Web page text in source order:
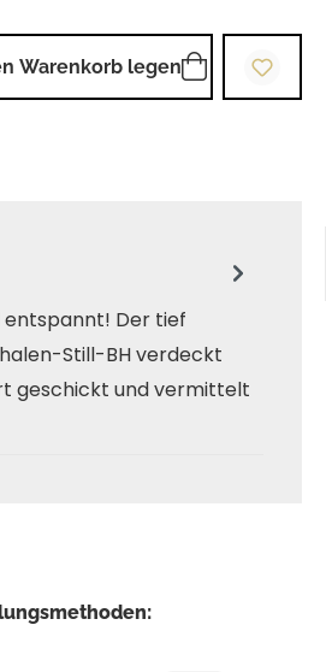
Gib den gewünschten
Warenkorb legen
entspannt! Der tief
Still-BH verdeckt
geschickt und vermittelt